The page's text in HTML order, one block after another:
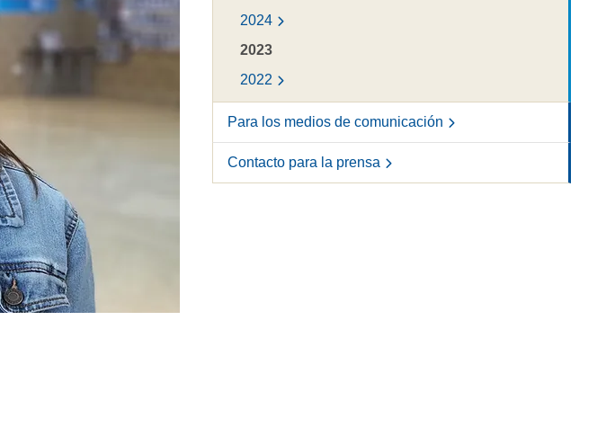
2024
2023
2022
Para los medios de comunicación
Contacto para la prensa